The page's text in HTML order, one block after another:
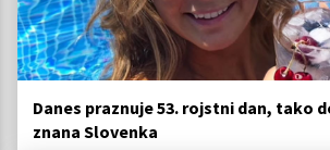
Danes praznuje 53. rojstni dan, tako
znana Slovenka